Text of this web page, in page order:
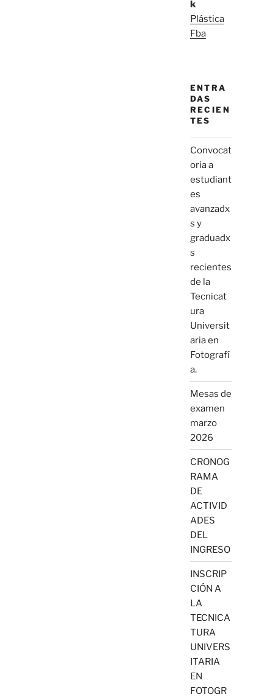
k
Plástica
Fba
ENTRA
DAS
RECIEN
TES
Convocat
oria a
estudiant
es
avanzadx
s y
graduadx
s
recientes
de la
Tecnicat
ura
Universit
aria en
Fotografí
a.
Mesas de
examen
marzo
2026
CRONOG
RAMA
DE
ACTIVID
ADES
DEL
INGRESO
INSCRIP
CIÓN A
LA
TECNICA
TURA
UNIVERS
ITARIA
EN
FOTOGR